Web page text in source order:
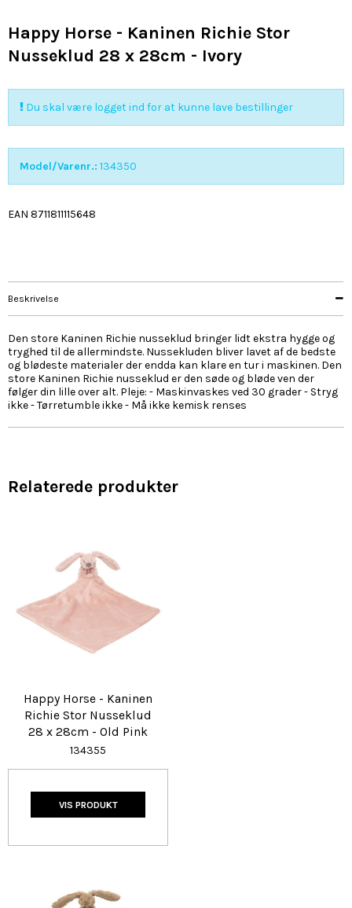
Happy Horse - Kaninen Richie Stor
Nusseklud 28 x 28cm - Ivory
Du skal være logget ind for at kunne lave bestillinger
Model/Varenr.: 134350
EAN 8711811115648
Beskrivelse
Den store Kaninen Richie nusseklud bringer lidt ekstra hygge og
tryghed til de allermindste. Nussekluden bliver lavet af de bedste
og blødeste materialer der endda kan klare en tur i maskinen. Den
store Kaninen Richie nusseklud er den søde og bløde ven der
følger din lille over alt. Pleje: - Maskinvaskes ved 30 grader - Stryg
ikke - Tørretumble ikke - Må ikke kemisk renses
Relaterede produkter
Happy Horse - Kaninen
Richie Stor Nusseklud
28 x 28cm - Old Pink
134355
VIS PRODUKT